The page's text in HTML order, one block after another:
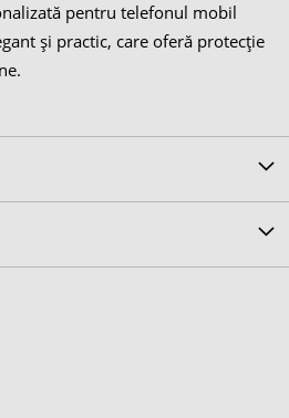
pentru telefonul mobil
și practic, care oferă protecție